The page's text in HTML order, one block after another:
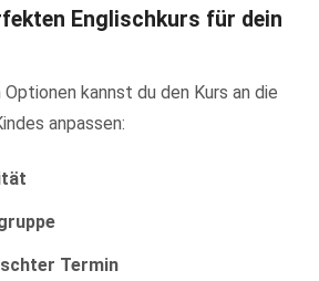
Englischkurs für dein
kannst du den Kurs an die
anpassen:
Termin